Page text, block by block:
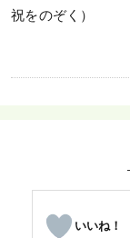
祝をのぞく）